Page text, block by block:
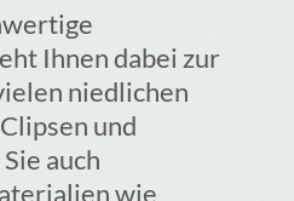
Ihnen dabei zur
niedlichen
und
auch
wie